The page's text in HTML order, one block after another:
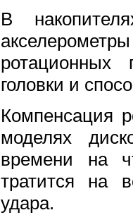
В
ротационных
головки и
Компенсация
моделях
времени на
тратится на
удара.